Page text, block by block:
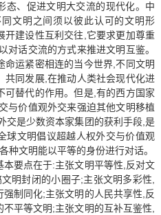
态、促进文明大交流的现代化。中
文明之间须以彼此认可的文明形
开建设性互利交往,它要求更加尊重
对话交流的方式来推进文明互鉴。
运紧密相连的当今世界,不同文明
共同发展,在推动人类社会现代化进
可替代的作用。但是,有的西方国家
与价值观外交来强迫其他文明移植
交是少数资本家集团的获利手段,是
球文明倡议超越人权外交与价值观
种文明能以平等的身份进行对话。
要点在于:主张文明平等性,反对文
明封闭的小圈子;主张文明多彩性,
制同化;主张文明的人民共享性,反
平等文明;主张文明的互补互鉴性,